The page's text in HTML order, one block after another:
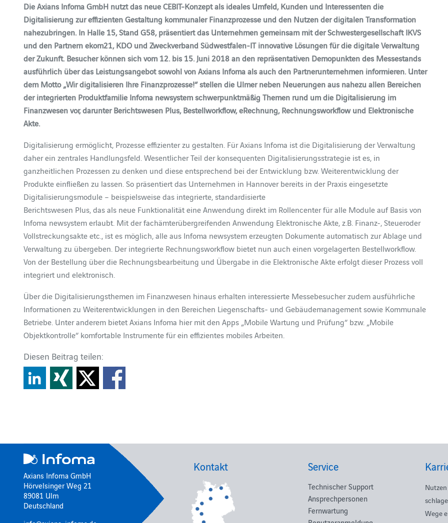
Die Axians Infoma GmbH nutzt das neue CEBIT-Konzept als ideales Umfeld, Kunden und Interessenten die
Digitalisierung zur effizienten Gestaltung kommunaler Finanzprozesse und den Nutzen der digitalen Transformation
nahezubringen. In Halle 15, Stand G58, präsentiert das Unternehmen gemeinsam mit der Schwestergesellschaft IKVS
und den Partnern ekom21, KDO und Zweckverband Südwestfalen-IT innovative Lösungen für die digitale Verwaltung
der Zukunft. Besucher können sich vom 12. bis 15. Juni 2018 an den repräsentativen Demopunkten des Messestands
ausführlich über das Leistungsangebot sowohl von Axians Infoma als auch den Partnerunternehmen informieren. Unter
dem Motto „Wir digitalisieren Ihre Finanzprozesse!“ stellen die Ulmer neben Neuerungen aus nahezu allen Bereichen
der integrierten Produktfamilie Infoma newsystem schwerpunktmäßig Themen rund um die Digitalisierung im
Finanzwesen vor, darunter Berichtswesen Plus, Bestellworkflow, eRechnung, Rechnungsworkflow und Elektronische
Akte.
Digitalisierung ermöglicht, Prozesse effizienter zu gestalten. Für Axians Infoma ist die Digitalisierung der Verwaltung
daher ein zentrales Handlungsfeld. Wesentlicher Teil der konsequenten Digitalisierungsstrategie ist es, in
ganzheitlichen Prozessen zu denken und diese entsprechend bei der Entwicklung bzw. Weiterentwicklung der
Produkte einfließen zu lassen. So präsentiert das Unternehmen in Hannover bereits in der Praxis eingesetzte
Digitalisierungsmodule – beispielsweise das integrierte, standardisierte
Berichtswesen Plus, das als neue Funktionalität eine Anwendung direkt im Rollencenter für alle Module auf Basis von
Infoma newsystem erlaubt. Mit der fachämterübergreifenden Anwendung Elektronische Akte, z.B. Finanz-, Steueroder
Vollstreckungsakte etc., ist es möglich, alle aus Infoma newsystem erzeugten Dokumente automatisch zur Ablage und
Verwaltung zu übergeben. Der integrierte Rechnungsworkflow bietet nun auch einen vorgelagerten Bestellworkflow.
Von der Bestellung über die Rechnungsbearbeitung und Übergabe in die Elektronische Akte erfolgt dieser Prozess voll
integriert und elektronisch.
Über die Digitalisierungsthemen im Finanzwesen hinaus erhalten interessierte Messebesucher zudem ausführliche
Informationen zu Weiterentwicklungen in den Bereichen Liegenschafts- und Gebäudemanagement sowie Kommunale
Betriebe. Unter anderem bietet Axians Infoma hier mit den Apps „Mobile Wartung und Prüfung“ bzw. „Mobile
Objektkontrolle“ komfortable Instrumente für ein effizientes mobiles Arbeiten.
Diesen Beitrag teilen:
Axians Infoma GmbH
Hörvelsinger Weg 21
89081 Ulm
Deutschland
Kontakt Service
Technischer Support
Ansprechpersonen
Fernwartung
Wege